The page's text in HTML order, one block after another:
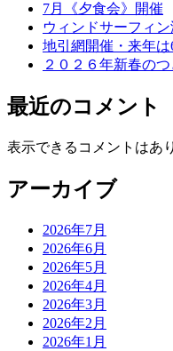
7月《夕食会》開催
ウィンドサーフィ
地引網開催・来年は
２０２６年新春の
最近のコメント
表示できるコメントはあ
アーカイブ
2026年7月
2026年6月
2026年5月
2026年4月
2026年3月
2026年2月
2026年1月